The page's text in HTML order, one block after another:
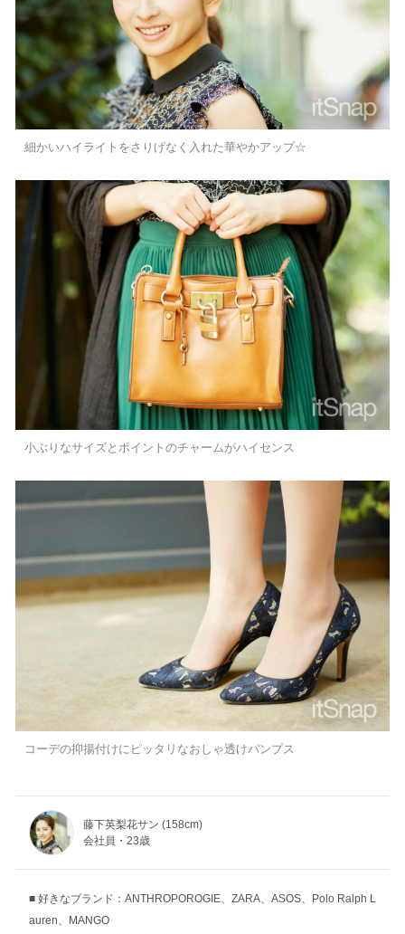
細かいハイライトをさりげなく入れた華やかアップ☆
小ぶりなサイズとポイントのチャームがハイセンス
コーデの抑揚付けにピッタリなおしゃ透けパンプス
藤下英梨花サン (158cm)
会社員・23歳
好きなブランド：ANTHROPOROGIE、ZARA、ASOS、Polo Ralph L
auren、MANGO